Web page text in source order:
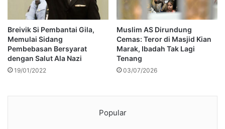
Breivik Si Pembantai Gila,
Memulai Sidang
Pembebasan Bersyarat
dengan Salut Ala Nazi
19/01/2022
Muslim AS Dirundung
Cemas: Teror di Masjid Kian
Marak, Ibadah Tak Lagi
Tenang
03/07/2026
Popular